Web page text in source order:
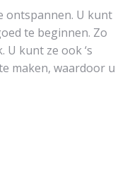
ontspannen. U kunt
te beginnen. Zo
U kunt ze ook ‘s
maken, waardoor u